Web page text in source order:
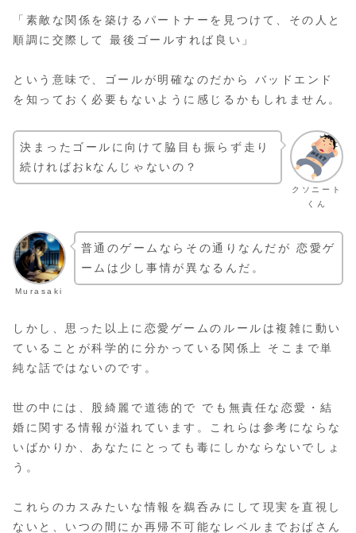
「素敵な関係を築けるパートナーを見つけて、その人と
順調に交際して 最後ゴールすれば良い」
という意味で、ゴールが明確なのだから バッドエンド
を知っておく必要もないように感じるかもしれません。
クソニート
くん
決まったゴールに向けて脇目も振らず走り
続ければおkなんじゃないの？
Murasaki
普通のゲームならその通りなんだが 恋愛ゲ
ームは少し事情が異なるんだ。
しかし、思った以上に恋愛ゲームのルールは複雑に動い
ていることが科学的に分かっている関係上 そこまで単
純な話ではないのです。
世の中には、股綺麗で道徳的で でも無責任な恋愛・結
婚に関する情報が溢れています。これらは参考にならな
いばかりか、あなたにとっても毒にしかならないでしょ
う。
これらのカスみたいな情報を鵜呑みにして現実を直視し
ないと、いつの間にか再帰不可能なレベルまでおばさん